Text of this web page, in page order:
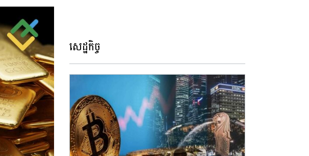
សេដ្ឋកិច្ច